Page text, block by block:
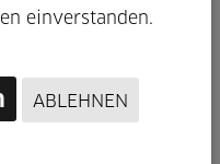
einverstanden.
ABLEHNEN